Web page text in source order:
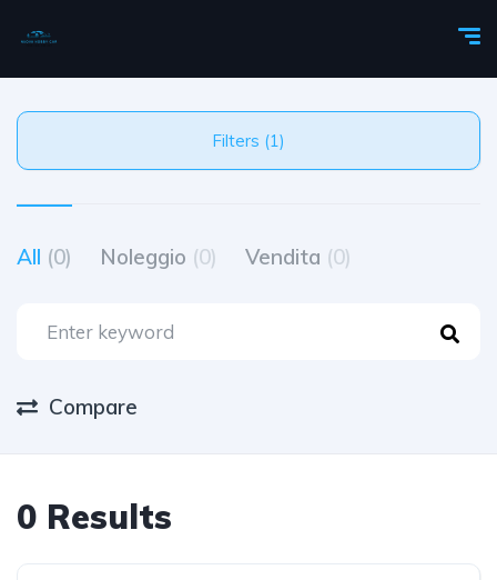
Filters (1)
All (0) Noleggio (0) Vendita (0)
Compare
0 Results